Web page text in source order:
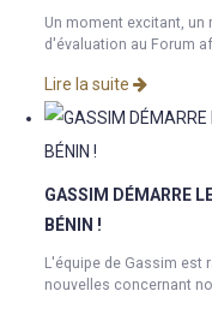
Un moment excitant, un
d'évaluation au Forum
Lire la suite
GASSIM DÉMARRE
BÉNIN !
L'équipe de Gassim est
nouvelles concernant